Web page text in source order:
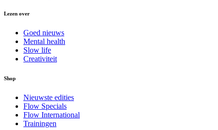
Lezen over
Goed nieuws
Mental health
Slow life
Creativiteit
Shop
Nieuwste edities
Flow Specials
Flow International
Trainingen